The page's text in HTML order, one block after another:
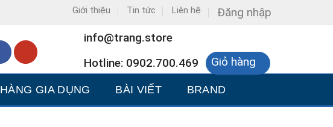
Giới thiệu Tin tức Liên hệ
Đăng nhập
info@trang.store
Hotline: 0902.700.469
Giỏ hàng
HÀNG GIA DỤNG BÀI VIẾT BRAND